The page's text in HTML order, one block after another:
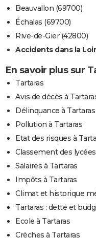
Beauvallon (69700)
Échalas (69700)
Rive-de-Gier (42800)
Accidents dans la
En savoir plus sur
Tartaras
Avis de décès à
Délinquance à Tartaras
Pollution à Tartaras
Etat des risques à
Classement des
Salaires à Tartaras
Impôts à Tartaras
Climat et historique
Tartaras : dette et
Ecole à Tartaras
Crèches à Tartaras